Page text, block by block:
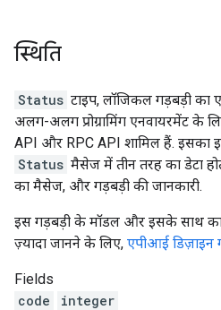
स्थिति
Status टाइप, लॉजिकल गड़बड़ी का
अलग-अलग प्रोग्रामिंग एनवायरमेंट के
API और RPC API शामिल हैं. इसका
Status मैसेज में तीन तरह का डेटा
का मैसेज, और गड़बड़ी की जानकारी.
इस गड़बड़ी के मॉडल और इसके साथ
ज़्यादा जानने के लिए, एपीआई डिज़ाइन
Fields
code
integer